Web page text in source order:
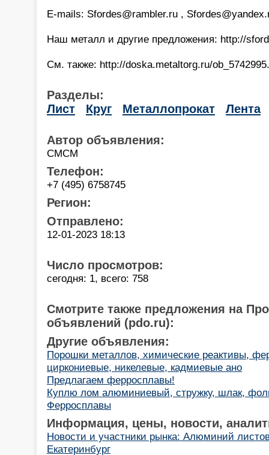
E-mails: Sfordes@rambler.ru ,
Наш металл и другие предложения: http://
См. также: http://doska.metaltorg.ru/
Разделы:
Лист
Круг Металлопрокат Лента
Автор объявления:
СМСМ
Телефон:
+7 (495) 6758745
Регион:
Отправлено:
12-01-2023 18:13
Число просмотров:
сегодня: 1, всего: 758
Смотрите также предложения на
объявлений (pdo.ru):
Другие объявления:
Порошки металлов, химические реактивы,
циркониевые, никелевые, кадмиевые ано
Предлагаем ферросплавы!
Куплю лом алюминиевый, стружку, шлак,
Ферросплавы
Информация, цены, новости,
Новости и участники рынка: Алюминий
Екатеринбург